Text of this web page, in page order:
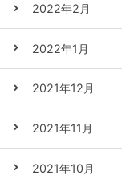
2022年2月
2022年1月
2021年12月
2021年11月
2021年10月